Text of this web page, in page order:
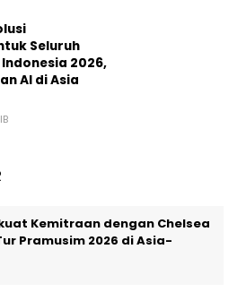
Seluruh
2026,
AI di Asia
Kemitraan dengan Chelsea
Pramusim 2026 di Asia-